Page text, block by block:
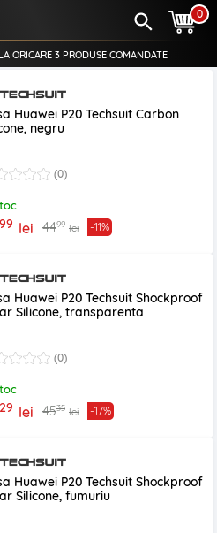
0
ORICARE 3 PRODUSE COMANDATE
Huawei P20 Techsuit Carbon
negru
(0)
99 lei 4499 lei -11%
Huawei P20 Techsuit Shockproof
Silicone, transparenta
(0)
29 lei 4535 lei -17%
Huawei P20 Techsuit Shockproof
Silicone, fumuriu